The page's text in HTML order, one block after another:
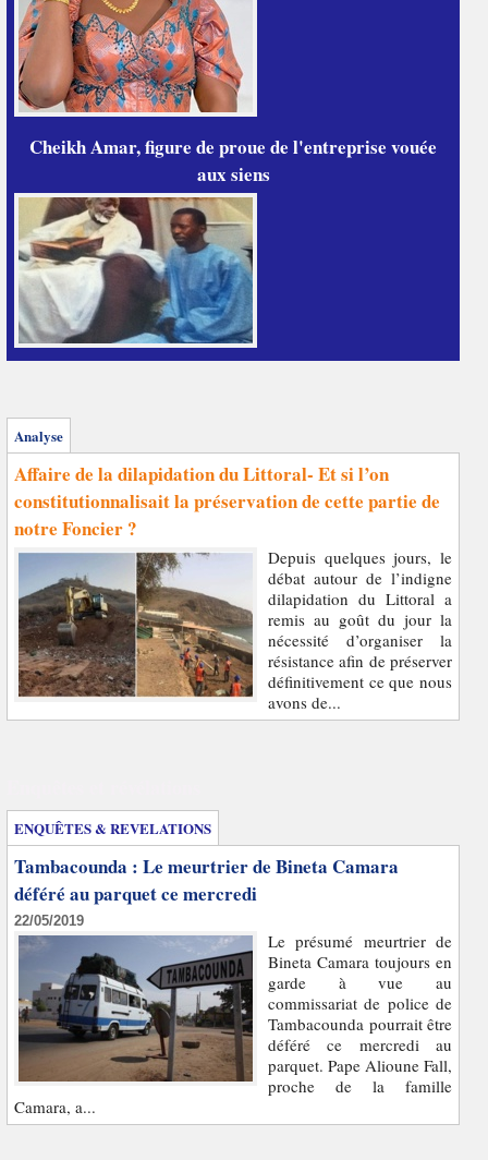
Cheikh Amar, figure de proue de l'entreprise vouée
aux siens
Analyse
Affaire de la dilapidation du Littoral- Et si l’on
constitutionnalisait la préservation de cette partie de
notre Foncier ?
Depuis quelques jours, le
débat autour de l’indigne
dilapidation du Littoral a
remis au goût du jour la
nécessité d’organiser la
résistance afin de préserver
définitivement ce que nous
avons de...
ENQUÊTES & REVELATIONS
Tambacounda : Le meurtrier de Bineta Camara
déféré au parquet ce mercredi
22/05/2019
Le présumé meurtrier de
Bineta Camara toujours en
garde à vue au
commissariat de police de
Tambacounda pourrait être
déféré ce mercredi au
parquet. Pape Alioune Fall,
proche de la famille
Camara, a...